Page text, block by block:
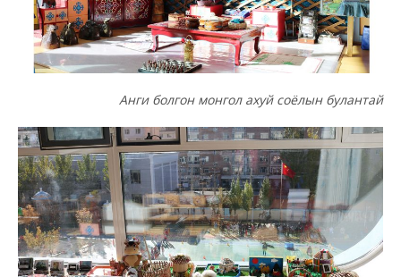
Анги болгон монгол ахуй соёлын булантай